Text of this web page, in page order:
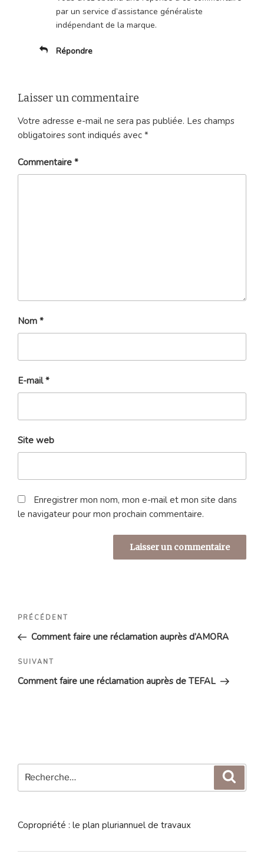
par un service d’assistance généraliste
indépendant de la marque.
Répondre
Laisser un commentaire
Votre adresse e-mail ne sera pas publiée. Les champs
obligatoires sont indiqués avec *
Commentaire *
Nom *
E-mail*
Site web
Enregistrer mon nom, mon e-mail et mon site dans
le navigateur pour mon prochain commentaire.
Navigation
l’article
Article
précédent
PRÉCÉDENT
Comment faire une réclamation auprès d’AMORA
Article
suivant
SUIVANT
Comment faire une réclamation auprès de TEFAL
pour
Copropriété : le plan pluriannuel de travaux